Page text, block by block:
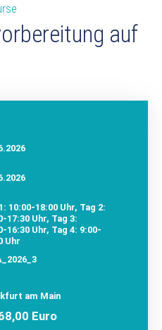
auf
10:00-18:00 Uhr, Tag 2:
17:30 Uhr, Tag 3:
16:30 Uhr, Tag 4: 9:00-
Uhr
am Main
Euro